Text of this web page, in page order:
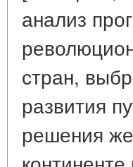
анализ
стран,
развития
решения